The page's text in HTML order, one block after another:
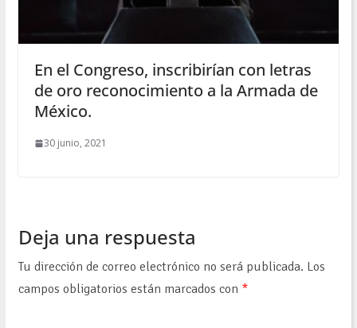
En el Congreso, inscribirían con letras
de oro reconocimiento a la Armada de
México.
30 junio, 2021
Deja una respuesta
Tu dirección de correo electrónico no será publicada. Los
campos obligatorios están marcados con *